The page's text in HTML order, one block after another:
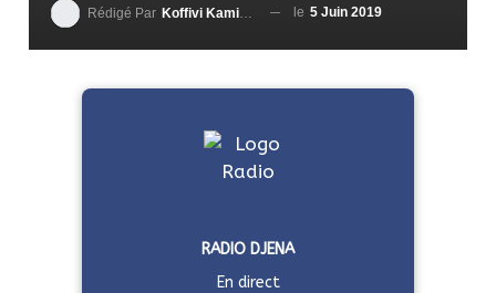
Rédigé Par Koffivi Kami AGBETOU le 5 Juin 2019
RADIO DJENA
En direct